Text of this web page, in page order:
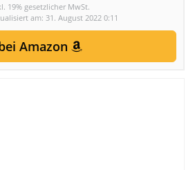
19% gesetzlicher MwSt.
am: 31. August 2022 0:11
Amazon